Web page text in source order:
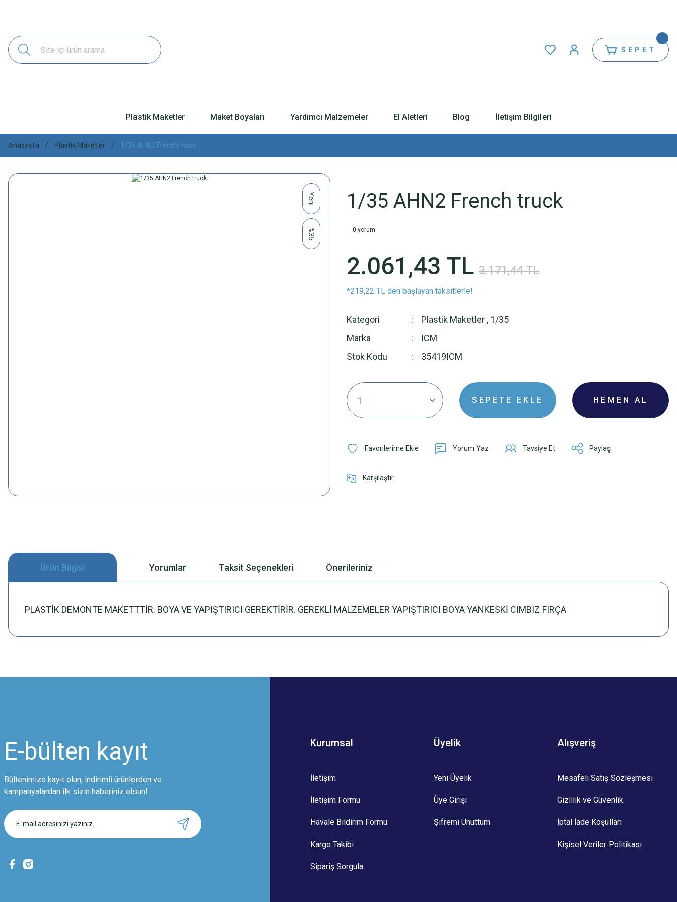
SEPET
Plastik Maketler Maket Boyaları Yardımcı Malzemeler El Aletleri Blog İletişim Bilgileri
Anasayfa Plastik Maketler 1/35 AHN2 French truck
Yeni
%35
1/35 AHN2 French truck
0 yorum
2.061,43 TL 3.171,44 TL
*219,22 TL den başlayan taksitlerle!
Kategori Plastik Maketler , 1/35
Marka
ICM
Stok Kodu
35419ICM
SEPETE EKLE HEMEN AL
Yorum Yaz Tavsiye Et Paylaş
Karşılaştır
Ürün Bilgisi Yorumlar Taksit Seçenekleri Önerileriniz
PLASTİK DEMONTE MAKETTTİR. BOYA VE YAPIŞTIRICI GEREKTİRİR. GEREKLİ MALZEMELER YAPIŞTIRICI BOYA YANKESKİ CIMBIZ FIRÇA
Bu ürüne ilk yorumu siz yapın!
Bu ürüne benzer farklı alternatifler olmalı.
Gönder
E-bülten kayıt
Bültenimize kayıt olun, indirimli ürünlerden ve
kampanyalardan ilk sizin haberiniz olsun!
Kurumsal
İletişim
İletişim Formu
Havale Bildirim Formu
Kargo Takibi
Sipariş Sorgula
Üyelik
Yeni Üyelik
Üye Girişi
Şifremi Unuttum
Alışveriş
Mesafeli Satış Sözleşmesi
Gizlilik ve Güvenlik
İptal İade Koşullari
Kişisel Veriler Politikası